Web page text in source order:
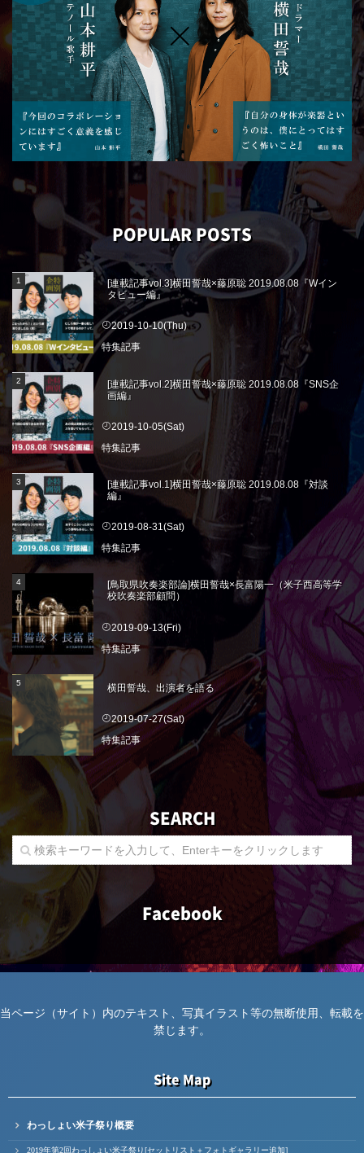
POPULAR POSTS
[連載記事vol.3]横田誓哉×藤原聡 2019.08.08『Wイン
タビュー編』
2019-10-10(Thu)
特集記事
[連載記事vol.2]横田誓哉×藤原聡 2019.08.08『SNS企
画編』
2019-10-05(Sat)
特集記事
[連載記事vol.1]横田誓哉×藤原聡 2019.08.08『対談
編』
2019-08-31(Sat)
特集記事
[鳥取県吹奏楽部論]横田誓哉×長富陽一（米子西高等学
校吹奏楽部顧問）
2019-09-13(Fri)
特集記事
横田誓哉、出演者を語る
2019-07-27(Sat)
特集記事
SEARCH
Facebook
当ページ（サイト）内のテキスト、写真イラスト等の無断使用、転載を
禁じます。
Site Map
わっしょい米子祭り概要
2019年第2回わっしょい米子祭り[セットリスト＋フォトギャラリー追加]